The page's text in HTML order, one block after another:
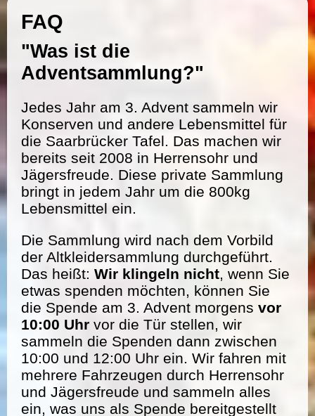
FAQ
"Was ist die
Adventsammlung?"
Jedes Jahr am 3. Advent sammeln wir
Konserven und andere Lebensmittel für
die Saarbrücker Tafel. Das machen wir
bereits seit 2008 in Herrensohr und
Jägersfreude. Diese private Sammlung
bringt in jedem Jahr um die 800kg
Lebensmittel ein.
Die Sammlung wird nach dem Vorbild
der Altkleidersammlung durchgeführt.
Das heißt: Wir klingeln nicht, wenn Sie
etwas spenden möchten, können Sie
die Spende am 3. Advent morgens vor
10:00 Uhr vor die Tür stellen, wir
sammeln die Spenden dann zwischen
10:00 und 12:00 Uhr ein. Wir fahren mit
mehrere Fahrzeugen durch Herrensohr
und Jägersfreude und sammeln alles
ein, was uns als Spende bereitgestellt